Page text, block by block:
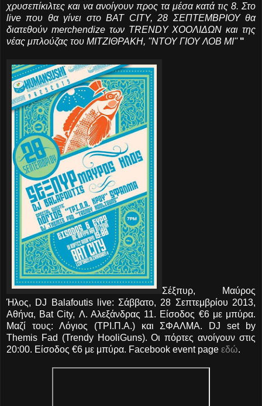
χρυσεπίκιλτες και να ανοίγουν προς τα μέσα κατά τις 8. Στο
live που θα γίνει στο BAT CITY, 28 ΣΕΠΤΕΜΒΡΙΟΥ θα
διατεθούν merchendize των TRENDY ΧΟΟΛΙΔΩΝ και της
νέας μπλούζας του ΜΙΤΖΙΘΡΑΚΗ, ''ΝΤΟΥ ΓΙΟΥ ΛΟΒ ΜΙ'' "
Σέξπυρ, Μαύρος
Ήλος, DJ Balafoutis live: Σάββατο, 28 Σεπτεμβρίου 2013,
Αθήνα, Bat City, Λ. Αλεξάνδρας 11. Είσοδος €6 με μπύρα.
Μαζί τους: Λόγιος (ΤΡΙ.Π.Α.) και ΣΦΑΛΜΑ. DJ set by
Themis Fad (Trendy HooliGuns). Οι πόρτες ανοίγουν στις
20:00. Είσοδος €6 με μπύρα. Facebook event page εδώ.